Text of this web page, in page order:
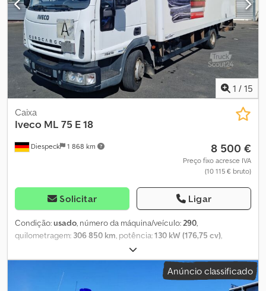
condicionado, computador de bordo, controlo de velocidade
de cruzeiro, fecho centralizado, filtro de partículas, plataforma
elevatória traseira, programa eletrónico de estabilidade (ESP),
sistema imobilizador, unidade de refrigeração, IVECO
EUROCARGO 75E19 P completo: baú isotérmico Lamberet, grupo
frigorífico Carrier Supra 750, plataforma elevatória basculante de
1.000 kg, porta lateral mecânica e carroçaria em excelente
estado. Dkedpfxsx Ex Nhe Aqgor
1 / 15
Diespeck 1 868 km
Caixa
Iveco ML 75 E 18
8 500 €
Preço fixo acresce IVA
(10 115 € bruto)
Solicitar Ligar
Condição:usado, número da máquina/veículo:290,
quilometragem: 306 850 km, potência:130 kW (176,75 cv),
, tipo de combustível:
vazio:4 950 kg, peso máximo de carga:2 540 kg, peso total:7 490
, tamanho do pneu: , configuração de eixo:2 eixos,
distância entre eixos:
, cor:
Anúncio classificado